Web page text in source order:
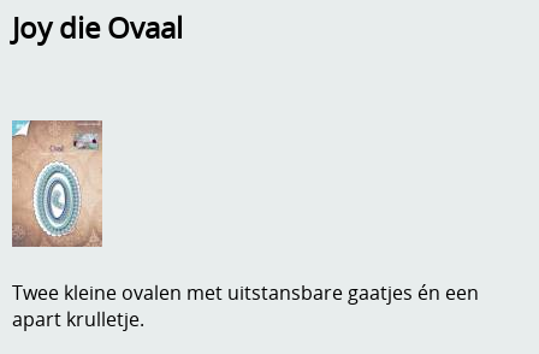
Webwinkel
Aanbiedingen
Andere
Boeken en magazines
Dies om te stansen
Verzend - en verpakkingsk
Mijn account
Info
Joy die Ovaal
Twee kleine ovalen met uitstansbare gaatjes én een
apart krulletje.